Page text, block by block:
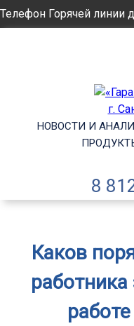
Телефон Горячей линии
НОВОСТИ И
8
Каков